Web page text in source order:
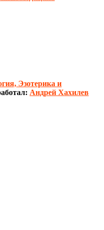
Эзотерика и
Андрей Хахилев